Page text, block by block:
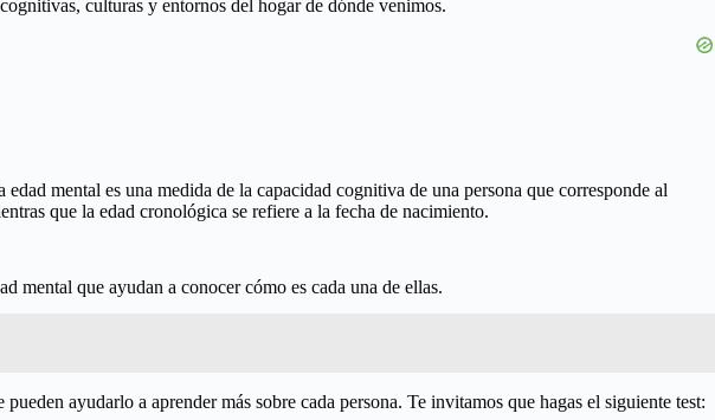
culturas y entornos del hogar de dónde venimos.
mental es una medida de la capacidad cognitiva de una persona que corresponde al
que la edad cronológica se refiere a la fecha de nacimiento.
mental que ayudan a conocer cómo es cada una de ellas.
ayudarlo a aprender más sobre cada persona. Te invitamos que hagas el siguiente test: